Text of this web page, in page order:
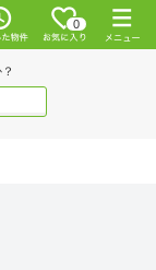
0